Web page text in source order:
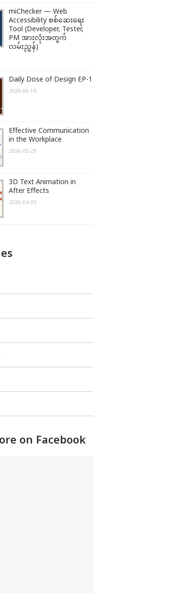
miChecker — Web
Accessibility စစ်ဆေးရေး
Tool (Developer, Tester,
PM အားလုံးအတွက်
လမ်းညွှန်)
Daily Dose of Design EP-1
2026-06-19
Effective Communication
in the Workplace
2026-05-29
3D Text Animation in
After Effects
2026-04-03
on Facebook